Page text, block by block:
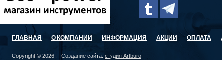
ГЛАВНАЯ О КОМПАНИИ ИНФОРМАЦИЯ АКЦИИ ОПЛАТА
Copyright © 2026 . Создание сайта: студия Artburo